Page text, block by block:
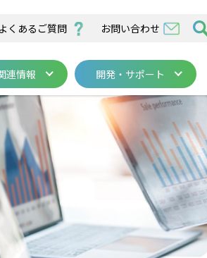
よくあるご質問 お問い合わせ
機器
在宅医
オ機器
開発・
活動
バイオ機器関連
連情報
機器
在宅医
オ機器 高気圧
機器
在宅医
開発・サポート
ンター 山梨事業所